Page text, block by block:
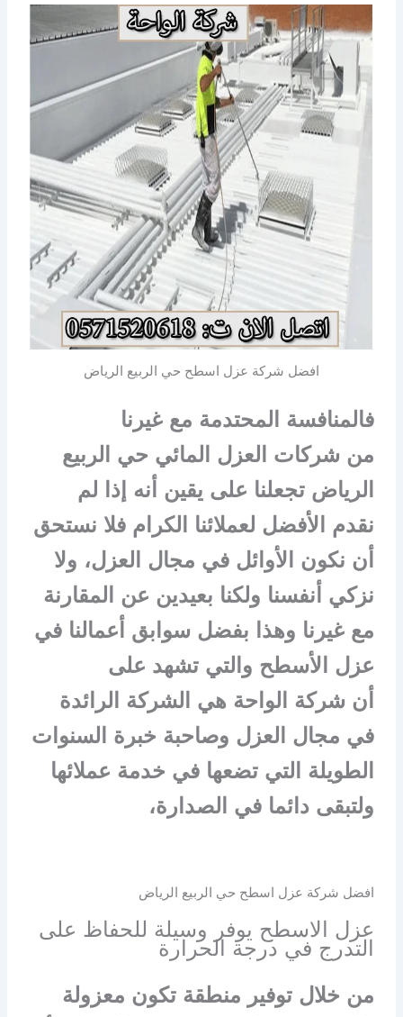
افضل شركة عزل اسطح حي الربيع الرياض
فالمنافسة المحتدمة مع غيرنا
من شركات العزل المائي حي الربيع
الرياض تجعلنا على يقين أنه إذا لم
نقدم الأفضل لعملائنا الكرام فلا نستحق
أن نكون الأوائل في مجال العزل، ولا
نزكي أنفسنا ولكنا بعيدين عن المقارنة
مع غيرنا وهذا بفضل سوابق أعمالنا في
عزل الأسطح والتي تشهد على
أن شركة الواحة هي الشركة الرائدة
في مجال العزل وصاحبة خبرة السنوات
الطويلة التي تضعها في خدمة عملائها
ولتبقى دائما في الصدارة،
افضل شركة عزل اسطح حي الربيع الرياض
عزل الاسطح يوفر وسيلة للحفاظ على
التدرج في درجة الحرارة
من خلال توفير منطقة تكون معزولة